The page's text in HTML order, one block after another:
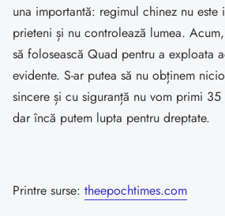
una importantă: regimul chinez nu
prieteni și nu controlează lumea.
să folosească Quad pentru a exploata
evidente. S-ar putea să nu obținem
sincere și cu siguranță nu vom primi
dar încă putem lupta pentru dreptate.
Printre surse: theepochtimes.com